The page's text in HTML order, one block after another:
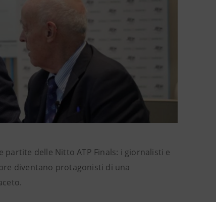
delle Nitto ATP Finals: i giornalisti e
diventano protagonisti di una